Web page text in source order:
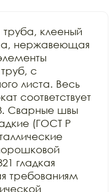
клееный
нержавеющая
труб, с
листа. Весь
соответствует
Сварные швы
(ГОСТ Р
гладкая
требованиям